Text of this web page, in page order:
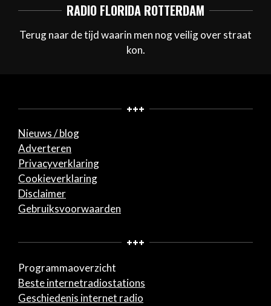
RADIO FLORIDA ROTTERDAM
Terug naar de tijd waarin men nog veilig over straat
kon.
+++
Nieuws / blog
Adverteren
Privacyverklaring
Cookieverklaring
Disclaimer
Gebruiksvoorwaarden
+++
Programmaoverzicht
Beste internetradiostations
Geschiedenis internet radio